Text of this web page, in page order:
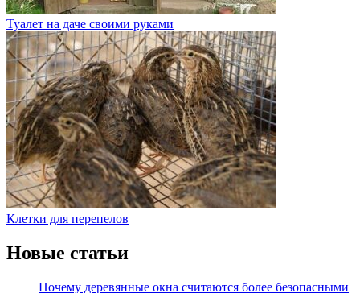
Туалет на даче своими руками
Клетки для перепелов
Новые статьи
Почему деревянные окна считаются более безопасными